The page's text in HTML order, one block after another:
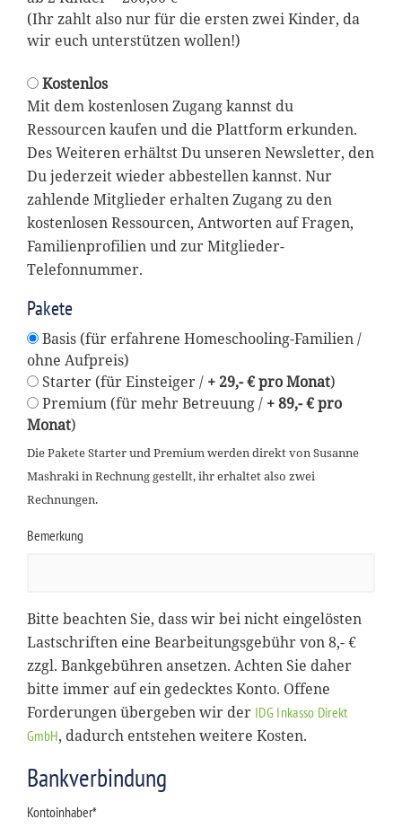
(Ihr zahlt also nur für die ersten zwei Kinder, da
wir euch unterstützen wollen!)
Kostenlos
Mit dem kostenlosen Zugang kannst du
Ressourcen kaufen und die Plattform erkunden.
Des Weiteren erhältst Du unseren Newsletter, den
Du jederzeit wieder abbestellen kannst. Nur
zahlende Mitglieder erhalten Zugang zu den
kostenlosen Ressourcen, Antworten auf Fragen,
Familienprofilien und zur Mitglieder-
Telefonnummer.
Pakete
Basis (für erfahrene Homeschooling-Familien /
ohne Aufpreis)
Starter (für Einsteiger / + 29,- € pro Monat)
Premium (für mehr Betreuung / + 89,- € pro
Monat)
Die Pakete Starter und Premium werden direkt von Susanne
Mashraki in Rechnung gestellt, ihr erhaltet also zwei
Rechnungen.
Bemerkung
Bitte beachten Sie, dass wir bei nicht eingelösten
Lastschriften eine Bearbeitungsgebühr von 8,- €
zzgl. Bankgebühren ansetzen. Achten Sie daher
bitte immer auf ein gedecktes Konto. Offene
Forderungen übergeben wir der IDG Inkasso Direkt
GmbH, dadurch entstehen weitere Kosten.
Bankverbindung
Kontoinhaber*